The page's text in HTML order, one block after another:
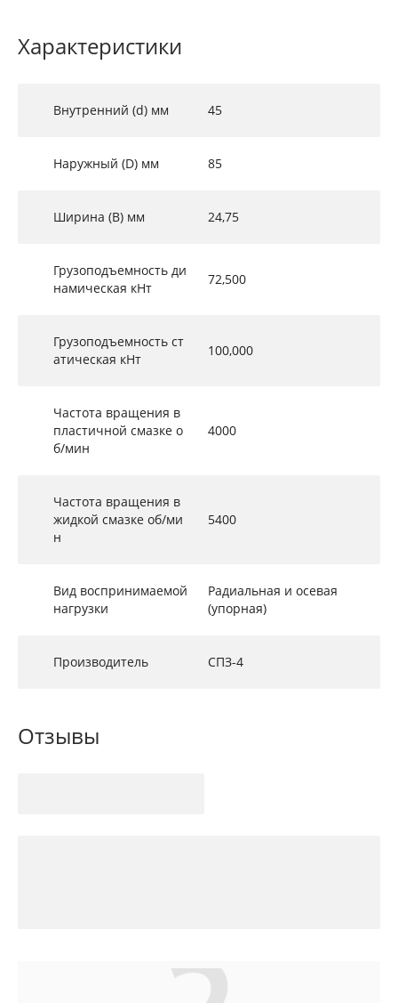
Характеристики
Внутренний (d) мм 45
Наружный (D) мм 85
Ширина (B) мм 24,75
Грузоподъемность ди
намическая кНт
72,500
Грузоподъемность ст
атическая кНт
100,000
Частота вращения в
пластичной смазке о
б/мин
4000
Частота вращения в
жидкой смазке об/ми
н
5400
Вид воспринимаемой
нагрузки
Радиальная и осевая
(упорная)
Производитель СПЗ-4
Отзывы